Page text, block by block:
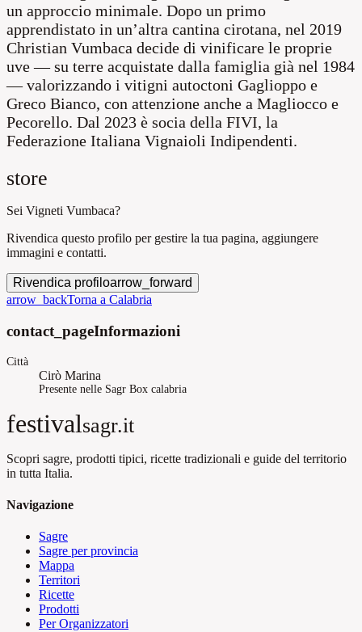
un approccio minimale. Dopo un primo
apprendistato in un’altra cantina cirotana, nel 2019
Christian Vumbaca decide di vinificare le proprie
uve — su terre acquistate dalla famiglia già nel 1984
— valorizzando i vitigni autoctoni Gaglioppo e
Greco Bianco, con attenzione anche a Magliocco e
Pecorello. Dal 2023 è socia della FIVI, la
Federazione Italiana Vignaioli Indipendenti.
store
Sei Vigneti Vumbaca?
Rivendica questo profilo per gestire la tua pagina, aggiungere
immagini e contatti.
Rivendica profiloarrow_forward
arrow_backTorna a Calabria
contact_pageInformazioni
Città
Cirò Marina
Presente nelle Sagr Box calabria
festivalsagr.it
Scopri sagre, prodotti tipici, ricette tradizionali e guide del territorio
in tutta Italia.
Navigazione
Sagre
Sagre per provincia
Mappa
Territori
Ricette
Prodotti
Per Organizzatori